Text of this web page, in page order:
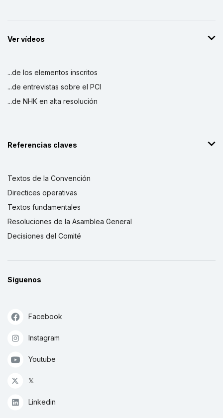
Ver vídeos
...de los elementos inscritos
...de entrevistas sobre el PCI
...de NHK en alta resolución
Referencias claves
Textos de la Convención
Directices operativas
Textos fundamentales
Resoluciones de la Asamblea General
Decisiones del Comité
Síguenos
Facebook
Instagram
Youtube
𝕏
Linkedin